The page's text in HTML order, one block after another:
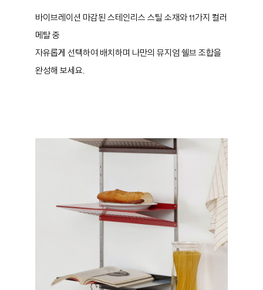
바이브레이션 마감된 스테인리스 스틸 소재와 11가지 컬러
메탈 중
자유롭게 선택하여 배치하며 나만의 뮤지엄 쉘브 조합을
완성해 보세요.